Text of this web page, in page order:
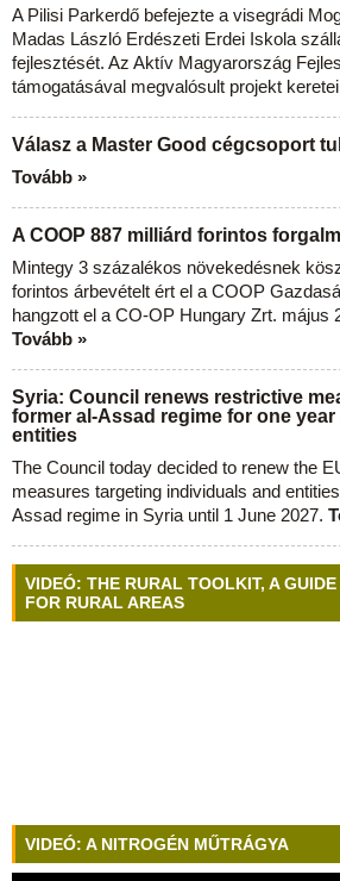
A Pilisi Parkerdő befejezte a visegrádi
Madas László Erdészeti Erdei Iskola
fejlesztését. Az Aktív Magyarország
támogatásával megvalósult projekt
Válasz a Master Good cégcsoport
Tovább »
A COOP 887 milliárd forintos
Mintegy 3 százalékos növekedésnek
forintos árbevételt ért el a COOP
hangzott el a CO-OP Hungary Zrt. május
Tovább »
Syria: Council renews restrictive
former al-Assad regime for one
entities
The Council today decided to renew the
measures targeting individuals and
Assad regime in Syria until 1 June 2027.
VIDEÓ: THE RURAL TOOLKIT, A
FOR RURAL AREAS
VIDEÓ: A NITROGÉN MŰTRÁGYA